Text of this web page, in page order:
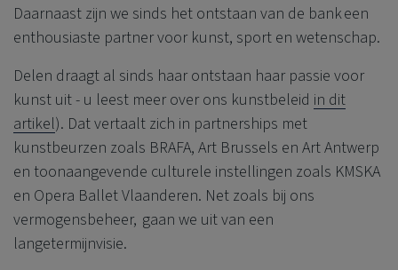
Daarnaast zijn we sinds het ontstaan van de bank een
enthousiaste partner voor kunst, sport en wetenschap.
Delen draagt al sinds haar ontstaan haar passie voor
kunst uit - u leest meer over ons kunstbeleid in dit
artikel). Dat vertaalt zich in partnerships met
kunstbeurzen zoals BRAFA, Art Brussels en Art Antwerp
en toonaangevende culturele instellingen zoals KMSKA
en Opera Ballet Vlaanderen. Net zoals bij ons
vermogensbeheer, gaan we uit van een
langetermijnvisie.